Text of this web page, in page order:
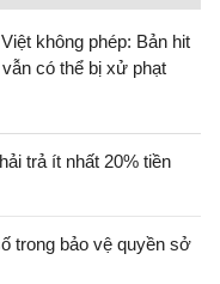
không phép: Bản hit
có thể bị xử phạt
trả ít nhất 20% tiền
trong bảo vệ quyền sở